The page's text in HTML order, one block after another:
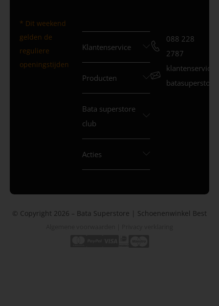
* Dit weekend
gelden de
reguliere
openingstijden
Klantenservice
Producten
Bata superstore
club
Acties
088 228
2787
© Copyright 2026 – Bata Superstore | Schoenenwinkel Best